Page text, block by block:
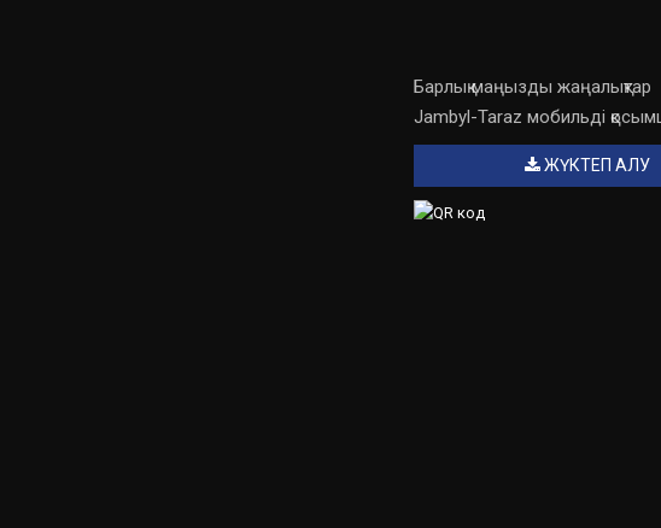
Барлық маңызды жаңалықтар
Jambyl-Taraz мобильді
ЖҮКТЕП АЛУ